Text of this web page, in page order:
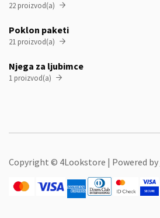
22 proizvod(a) 
Poklon paketi
21 proizvod(a) 
Njega za ljubimce
1 proizvod(a) 
Copyright © 4Lookstore | Powered by